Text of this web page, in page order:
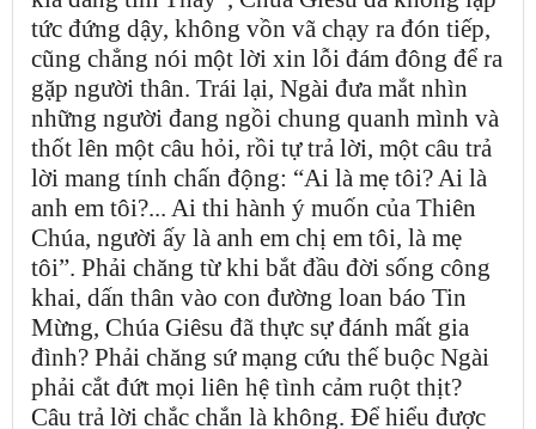
tức đứng dậy, không vồn vã chạy ra đón tiếp,
cũng chẳng nói một lời xin lỗi đám đông để ra
gặp người thân. Trái lại, Ngài đưa mắt nhìn
những người đang ngồi chung quanh mình và
thốt lên một câu hỏi, rồi tự trả lời, một câu trả
lời mang tính chấn động: “Ai là mẹ tôi? Ai là
anh em tôi?... Ai thi hành ý muốn của Thiên
Chúa, người ấy là anh em chị em tôi, là mẹ
tôi”. Phải chăng từ khi bắt đầu đời sống công
khai, dấn thân vào con đường loan báo Tin
Mừng, Chúa Giêsu đã thực sự đánh mất gia
đình? Phải chăng sứ mạng cứu thế buộc Ngài
phải cắt đứt mọi liên hệ tình cảm ruột thịt?
Câu trả lời chắc chắn là không. Để hiểu được